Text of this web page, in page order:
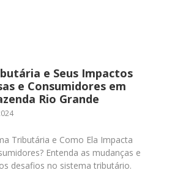
e Seus Impactos
e Consumidores em
Rio Grande
Tributária e Como Ela Impacta
Entenda as mudanças e
desafios no sistema tributário.